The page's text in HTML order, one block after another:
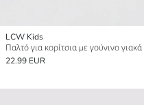
LCW Kids
Παλτό για κορίτσια με γούνινο
22.99 EUR